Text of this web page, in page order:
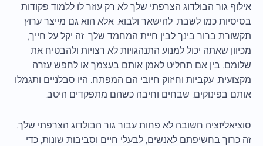
אילוף גור הבולדוג הצרפתי שלך לא רק עוזר לו ללמוד פקודות
בסיסיות כמו לשבת, להישאר ולבוא, אלא הוא גם מייצר ערוץ
תקשורת ברור בינך לבין חיית המחמד שלך. זה יקל על חייך,
מכיוון שאתה יכול למנוע התנהגויות לא רצויות ולהבטיח את
שלומם. בין אם תחליט לאמן אותם בעצמך או לחפש עזרה
מקצועית, עקביות וחיזוק חיובי הם המפתח. היו סבלניים ותגמלו
אותם בפינוקים, שבחים וחיבה כשהם מתפקדים היטב.
סוציאליזציה חשובה לא פחות עבור גור הבולדוג הצרפתי שלך.
זה כרוך בחשיפתם לאנשים, לבעלי חיים וסביבות שונות, כדי